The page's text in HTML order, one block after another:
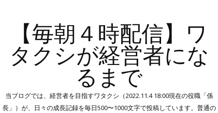
【毎朝４時配信】ワ
タクシが経営者にな
るまで
当ブログでは、経営者を目指すワタクシ（2022.11.4 18:00現在の役職「係
長」）が、日々の成長記録を毎日500〜1000文字で投稿しています。普通の